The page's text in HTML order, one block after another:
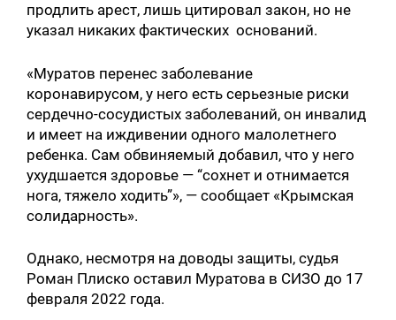
продлить арест, лишь цитировал закон, но не
указал никаких фактических оснований.
«Муратов перенес заболевание
коронавирусом, у него есть серьезные риски
сердечно-сосудистых заболеваний, он инвалид
и имеет на иждивении одного малолетнего
ребенка. Сам обвиняемый добавил, что у него
ухудшается здоровье — “сохнет и отнимается
нога, тяжело ходить”», — сообщает «Крымская
солидарность».
Однако, несмотря на доводы защиты, судья
Роман Плиско оставил Муратова в СИЗО до 17
февраля 2022 года.